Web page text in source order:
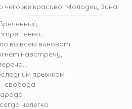
чего же красиво! Молодец, Зина!
во всём виноват,
навстречу,
прыжком
свобода
нелегко.